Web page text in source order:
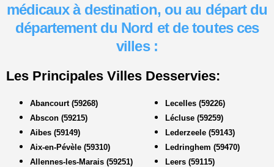
médicaux à destination, ou au départ du
département du Nord et de toutes ces
villes :
Les Principales Villes Desservies:
Abancourt (59268)
Abscon (59215)
Aibes (59149)
Aix-en-Pévèle (59310)
Allennes-les-Marais (59251)
Lecelles (59226)
Lécluse (59259)
Lederzeele (59143)
Ledringhem (59470)
Leers (59115)